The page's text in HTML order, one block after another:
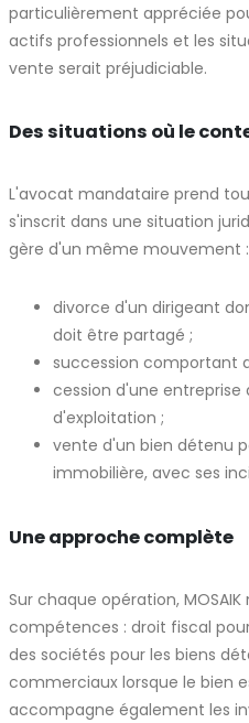
particulièrement appréciée
actifs professionnels et les
vente serait préjudiciable.
Des situations où le
L'avocat mandataire prend
s'inscrit dans une situation
gère d'un même mouvement :
divorce d'un dirigeant
doit être partagé ;
succession comportant
cession d'une
d'exploitation ;
vente d'un bien détenu
immobilière, avec ses
Une approche complète
Sur chaque opération,
compétences : droit fiscal
des sociétés pour les biens
commerciaux lorsque le bien
accompagne également les